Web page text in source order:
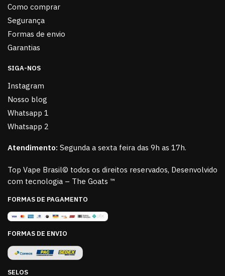
Como comprar
Segurança
Formas de envio
Garantias
SIGA-NOS
Instagram
Nosso blog
Whatsapp 1
Whatsapp 2
Atendimento: Segunda a sexta feira das 9h as 17h.
Top Vape Brasil© todos os direitos reservados, Desenvolvido
com tecnologia – The Goats ™
FORMAS DE PAGAMENTO
FORMAS DE ENVIO
SELOS